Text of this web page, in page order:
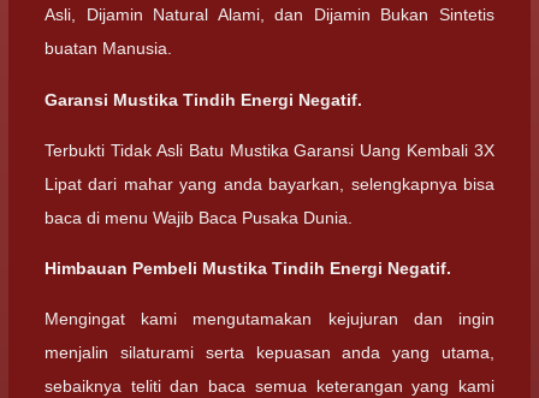
Asli, Dijamin Natural Alami, dan Dijamin Bukan Sintetis
buatan Manusia.
Garansi Mustika Tindih Energi Negatif.
Terbukti Tidak Asli Batu Mustika Garansi Uang Kembali 3X
Lipat dari mahar yang anda bayarkan, selengkapnya bisa
baca di menu Wajib Baca Pusaka Dunia.
Himbauan Pembeli Mustika Tindih Energi Negatif.
Mengingat kami mengutamakan kejujuran dan ingin
menjalin silaturami serta kepuasan anda yang utama,
sebaiknya teliti dan baca semua keterangan yang kami